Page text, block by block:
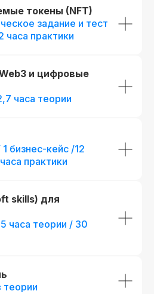
токены (NFT)
задание и тест
часа практики
и цифровые
часа теории
бизнес-кейс /12
практики
skills) для
часа теории / 30
теории
+ отдельный куратор
+ 5 онлайн-встреч 1-на-1
экспертами курса
r140115.004/
Беспроцентная рассрочка